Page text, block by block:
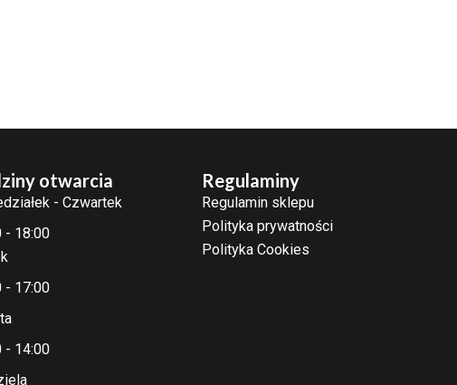
otwarcia
- Czwartek
- 18:00
- 17:00
- 14:00
Regulaminy
Regulamin sklepu
Polityka prywatności
Polityka Cookies